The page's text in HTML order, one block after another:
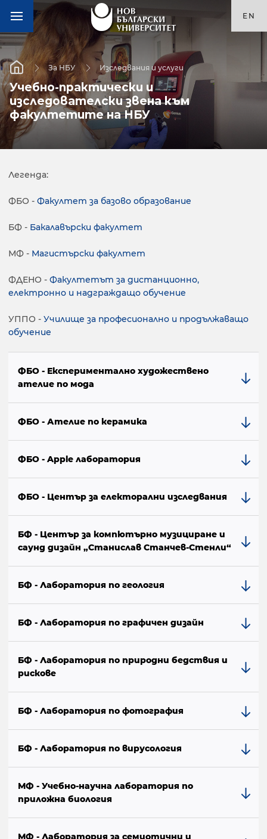
EN
За НБУ Изследвания и услуги
Учебно-практически и
изследователски звена към
факултетите на НБУ
Легенда:
ФБО - Факултет за базово образование
БФ - Бакалавърски факултет
МФ - Магистърски факултет
ФДЕНО - Факултетът за дистанционно,
електронно и надграждащо обучение
УППО - Училище за професионално и продължаващо
обучение
ФБО - Експериментално художествено
ателие по мода
ФБО - Ателие по керамика
ФБО - Apple лаборатория
ФБО - Център за електорални изследвания
БФ - Център за компютърно музициране и
саунд дизайн „Станислав Станчев-Стенли“
БФ - Лаборатория по геология
БФ - Лаборатория по графичен дизайн
БФ - Лаборатория по природни бедствия и
рискове
БФ - Лаборатория по фотография
БФ - Лаборатория по вирусология
МФ - Учебно-научна лаборатория по
приложна биология
МФ - Лаборатория за семиотични и